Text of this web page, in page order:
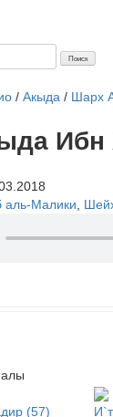
/ Акыда / Шарх
Ибн
аль-Малики
(57)